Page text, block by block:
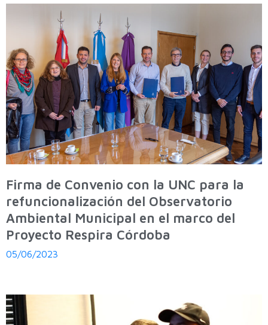
Firma de Convenio con la UNC para la
refuncionalización del Observatorio
Ambiental Municipal en el marco del
Proyecto Respira Córdoba
05/06/2023